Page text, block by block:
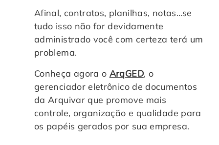
Consultoria Documental
Afinal, contratos, planilhas, notas…se
tudo isso não for devidamente
administrado você com certeza terá um
problema.
Conheça agora o ArqGED, o
gerenciador eletrônico de documentos
da Arquivar que promove mais
controle, organização e qualidade para
os papéis gerados por sua empresa.